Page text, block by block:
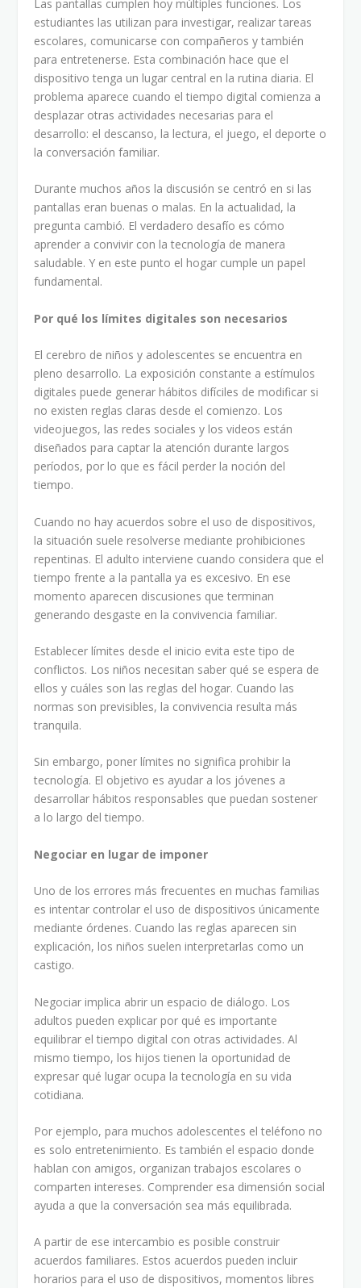
Las pantallas cumplen hoy múltiples funciones. Los
estudiantes las utilizan para investigar, realizar tareas
escolares, comunicarse con compañeros y también
para entretenerse. Esta combinación hace que el
dispositivo tenga un lugar central en la rutina diaria. El
problema aparece cuando el tiempo digital comienza a
desplazar otras actividades necesarias para el
desarrollo: el descanso, la lectura, el juego, el deporte o
la conversación familiar.
Durante muchos años la discusión se centró en si las
pantallas eran buenas o malas. En la actualidad, la
pregunta cambió. El verdadero desafío es cómo
aprender a convivir con la tecnología de manera
saludable. Y en este punto el hogar cumple un papel
fundamental.
Por qué los límites digitales son necesarios
El cerebro de niños y adolescentes se encuentra en
pleno desarrollo. La exposición constante a estímulos
digitales puede generar hábitos difíciles de modificar si
no existen reglas claras desde el comienzo. Los
videojuegos, las redes sociales y los videos están
diseñados para captar la atención durante largos
períodos, por lo que es fácil perder la noción del
tiempo.
Cuando no hay acuerdos sobre el uso de dispositivos,
la situación suele resolverse mediante prohibiciones
repentinas. El adulto interviene cuando considera que el
tiempo frente a la pantalla ya es excesivo. En ese
momento aparecen discusiones que terminan
generando desgaste en la convivencia familiar.
Establecer límites desde el inicio evita este tipo de
conflictos. Los niños necesitan saber qué se espera de
ellos y cuáles son las reglas del hogar. Cuando las
normas son previsibles, la convivencia resulta más
tranquila.
Sin embargo, poner límites no significa prohibir la
tecnología. El objetivo es ayudar a los jóvenes a
desarrollar hábitos responsables que puedan sostener
a lo largo del tiempo.
Negociar en lugar de imponer
Uno de los errores más frecuentes en muchas familias
es intentar controlar el uso de dispositivos únicamente
mediante órdenes. Cuando las reglas aparecen sin
explicación, los niños suelen interpretarlas como un
castigo.
Negociar implica abrir un espacio de diálogo. Los
adultos pueden explicar por qué es importante
equilibrar el tiempo digital con otras actividades. Al
mismo tiempo, los hijos tienen la oportunidad de
expresar qué lugar ocupa la tecnología en su vida
cotidiana.
Por ejemplo, para muchos adolescentes el teléfono no
es solo entretenimiento. Es también el espacio donde
hablan con amigos, organizan trabajos escolares o
comparten intereses. Comprender esa dimensión social
ayuda a que la conversación sea más equilibrada.
A partir de ese intercambio es posible construir
acuerdos familiares. Estos acuerdos pueden incluir
horarios para el uso de dispositivos, momentos libres